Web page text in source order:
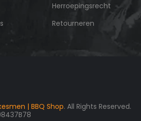
Herroepingsrecht
Retourneren
| BBQ Shop. All Rights Reserved.